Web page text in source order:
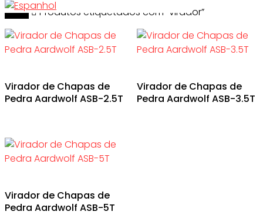
search
Início Produtos etiquetados com “virador”
Virador de Chapas de
Pedra Aardwolf ASB-2.5T
Virador de Chapas de
Pedra Aardwolf ASB-3.5T
Virador de Chapas de
Pedra Aardwolf ASB-5T